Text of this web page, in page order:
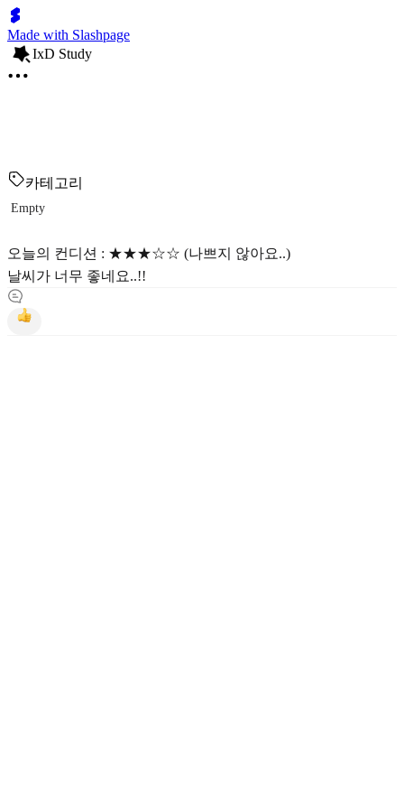
Made with Slashpage
IxD Study
카테고리
Empty
오늘의 컨디션 : ★★★☆☆ (나쁘지 않아요..)
날씨가 너무 좋네요..!!